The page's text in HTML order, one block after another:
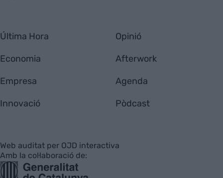
Última Hora
Economia
Empresa
Innovació
Opinió
Afterwork
Agenda
Pòdcast
Web auditat per OJD interactiva
Amb la col·laboració de: